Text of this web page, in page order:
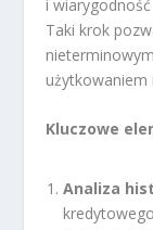
i
Taki krok
użytkowaniem
Kluczowe
Analiza